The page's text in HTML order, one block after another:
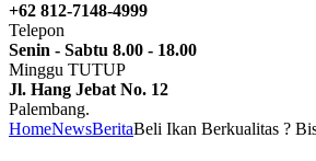
+62 812-7148-4999
Telepon
Senin - Sabtu 8.00 - 18.00
Minggu TUTUP
Jl. Hang Jebat No. 12
Palembang.
HomeNewsBeritaBeli Ikan Berkualitas ?